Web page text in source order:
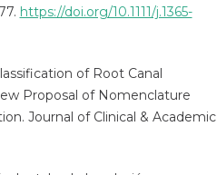
https://doi.org/10.1111/j.1365-
of Root Canal
Proposal of Nomenclature
Journal of Clinical & Academic